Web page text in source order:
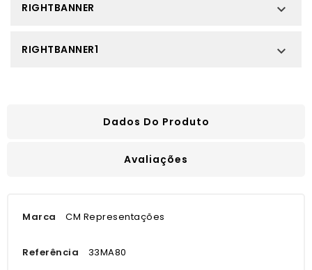
RIGHTBANNER 
RIGHTBANNER1 
Dados Do Produto
Avaliações
Marca CM Representações
Referência 33MA80